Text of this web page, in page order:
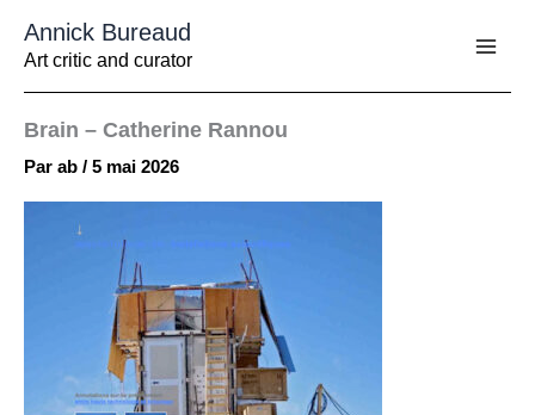
contenu
Annick Bureaud
Art critic and curator
Brain – Catherine Rannou
Par ab / 5 mai 2026